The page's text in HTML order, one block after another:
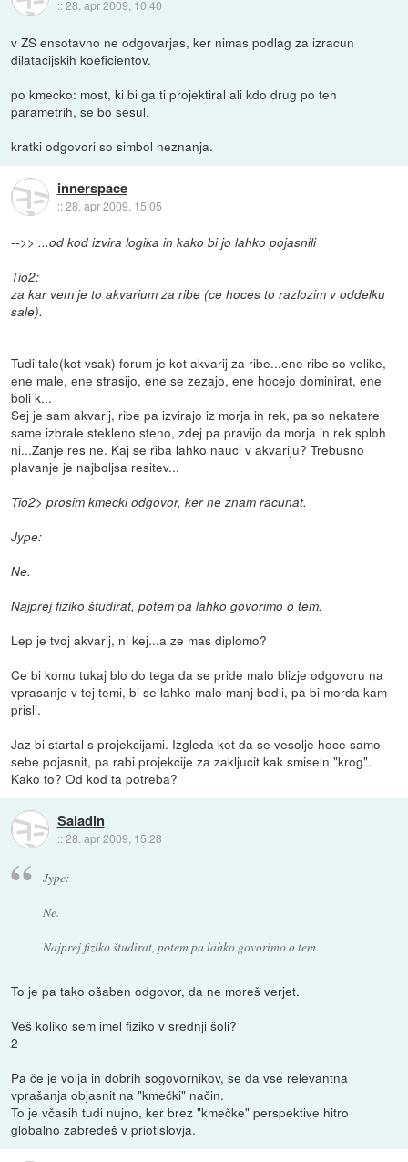
::28. apr 2009, 10:40
v ZS ensotavno ne odgovarjas, ker nimas podlag za izracun
dilatacijskih koeficientov.
po kmecko: most, ki bi ga ti projektiral ali kdo drug po teh
parametrih, se bo sesul.
kratki odgovori so simbol neznanja.
innerspace
::28. apr 2009, 15:05
-->> ...od kod izvira logika in kako bi jo lahko pojasnili
Tio2:
za kar vem je to akvarium za ribe (ce hoces to razlozim v oddelku
sale).
Tudi tale(kot vsak) forum je kot akvarij za ribe...ene ribe so velike,
ene male, ene strasijo, ene se zezajo, ene hocejo dominirat, ene
boli k...
Sej je sam akvarij, ribe pa izvirajo iz morja in rek, pa so nekatere
same izbrale stekleno steno, zdej pa pravijo da morja in rek sploh
ni...Zanje res ne. Kaj se riba lahko nauci v akvariju? Trebusno
plavanje je najboljsa resitev...
Tio2> prosim kmecki odgovor, ker ne znam racunat.
Jype:
Ne.
Najprej fiziko študirat, potem pa lahko govorimo o tem.
Lep je tvoj akvarij, ni kej...a ze mas diplomo?
Ce bi komu tukaj blo do tega da se pride malo blizje odgovoru na
vprasanje v tej temi, bi se lahko malo manj bodli, pa bi morda kam
prisli.
Jaz bi startal s projekcijami. Izgleda kot da se vesolje hoce samo
sebe pojasnit, pa rabi projekcije za zakljucit kak smiseln "krog".
Kako to? Od kod ta potreba?
Saladin
::28. apr 2009, 15:28
Jype:
Ne.
Najprej fiziko študirat, potem pa lahko govorimo o tem.
To je pa tako ošaben odgovor, da ne moreš verjet.
Veš koliko sem imel fiziko v srednji šoli?
2
Pa če je volja in dobrih sogovornikov, se da vse relevantna
vprašanja objasnit na "kmečki" način.
To je včasih tudi nujno, ker brez "kmečke" perspektive hitro
globalno zabredeš v priotislovja.